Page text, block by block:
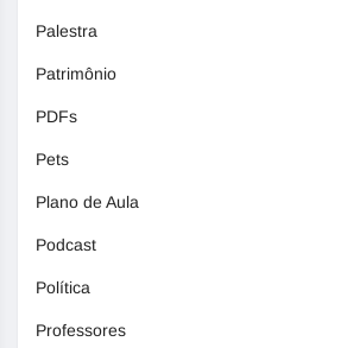
Palestra
Patrimônio
PDFs
Pets
Plano de Aula
Podcast
Política
Professores